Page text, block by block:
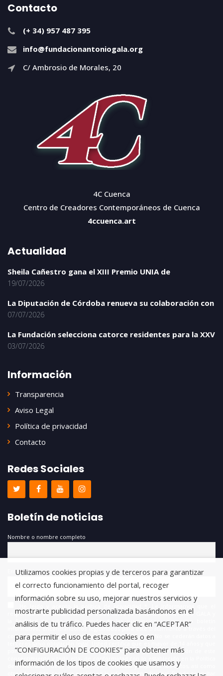
Contacto
(+ 34) 957 487 395
info@fundacionantoniogala.org
C/ Ambrosio de Morales, 20
4C Cuenca
Centro de Creadores Contemporáneos de Cuenca
4ccuenca.art
Actualidad
Sheila Cañestro gana el XIII Premio UNIA de
19/07/2026
La Diputación de Córdoba renueva su colaboración con
07/07/2026
La Fundación selecciona catorce residentes para la XXV
03/07/2026
Información
Transparencia
Aviso Legal
Política de privacidad
Contacto
Redes Sociales
Boletín de noticias
Nombre o nombre completo
Email
responsable del tratamiento de estos datos es FUNDACIÓN ANTONIO GALA y
la finalidad de este es la gestión de las suscripciones a nuestro boletín
informativo, encontrándonos legitimados para este tratamiento a través del
consentimiento que nos está otorgando en este acto. No se cederán datos a
terceros salvo obligación legal. Usted certifica que es mayor de 14 años y que
por lo tanto posee la capacidad legal necesaria para la prestación de este
consentimiento y todo ello, de conformidad con lo establecido en la Política
de Privacidad. Puede usted acceder, rectificar y suprimir los datos, así como
otros derechos, como se explica en la información adicional. Puede consultar
Utilizamos cookies propias y de terceros para garantizar
el correcto funcionamiento del portal, recoger
información sobre su uso, mejorar nuestros servicios y
mostrarte publicidad personalizada basándonos en el
análisis de tu tráfico. Puedes hacer clic en “ACEPTAR”
para permitir el uso de estas cookies o en
“CONFIGURACIÓN DE COOKIES” para obtener más
información de los tipos de cookies que usamos y